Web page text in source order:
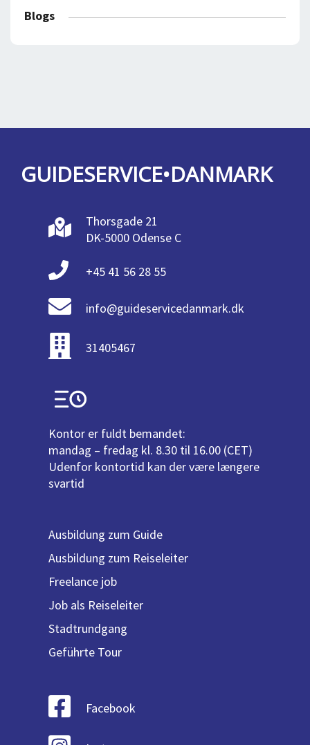
Blogs
GUIDESERVICE•DANMARK
Thorsgade 21
DK-5000 Odense C
+45 41 56 28 55
info@guideservicedanmark.dk
31405467
Kontor er fuldt bemandet:
mandag – fredag kl. 8.30 til 16.00 (CET)
Udenfor kontortid kan der være længere
svartid
Ausbildung zum Guide
Ausbildung zum Reiseleiter
Freelance job
Job als Reiseleiter
Stadtrundgang
Geführte Tour
Facebook